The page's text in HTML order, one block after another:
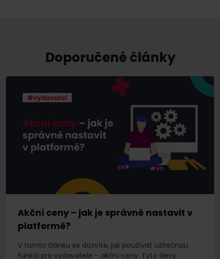
Doporučené články
Akční ceny – jak je správně nastavit v
platformě?
V tomto článku se dozvíte, jak používat užitečnou
funkci pro vydavatele – akční ceny. Tyto slevy